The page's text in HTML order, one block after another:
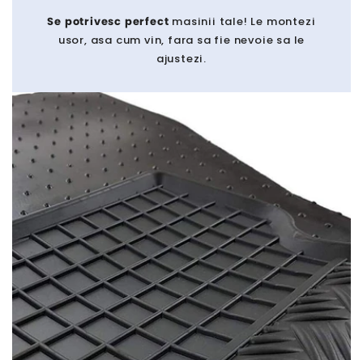
Se potrivesc perfect masinii tale! Le montezi
usor, asa cum vin, fara sa fie nevoie sa le
ajustezi.